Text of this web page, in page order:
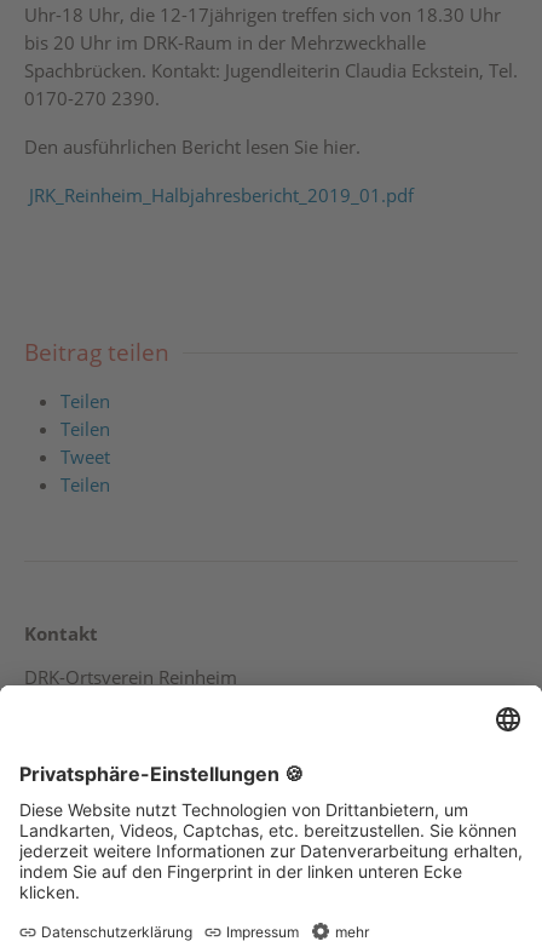
Beitrag teilen
Teilen
Teilen
Tweet
Teilen
Uhr-18 Uhr, die 12-17jährigen treffen sich von 18.30 Uhr
bis 20 Uhr im DRK-Raum in der Mehrzweckhalle
Spachbrücken. Kontakt: Jugendleiterin Claudia Eckstein, Tel.
0170-270 2390.
Den ausführlichen Bericht lesen Sie hier.
JRK_Reinheim_Halbjahresbericht_2019_01.pdf
Kontakt
DRK-Ortsverein Reinheim
Telefon (0 61 62) 83 88 5
Service
Kontakt
Sitemap